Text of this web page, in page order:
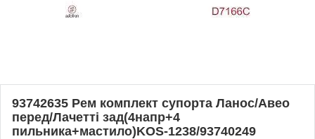
93742635 Рем комплект супорта Ланос/Авео
перед/Лачетті зад(4напр+4
пильника+мастило)KOS-1238/93740249